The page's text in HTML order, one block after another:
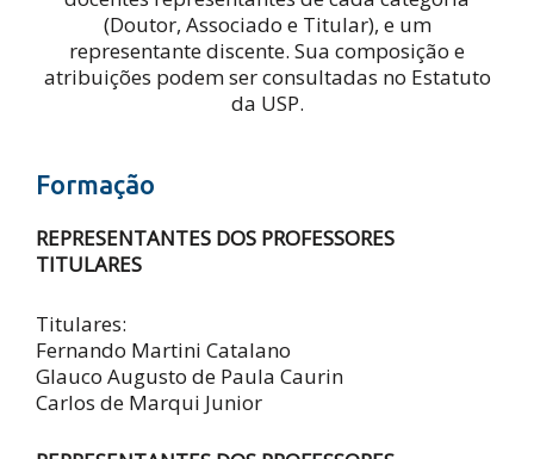
(Doutor, Associado e Titular), e um
representante discente. Sua composição e
atribuições podem ser consultadas no Estatuto
da USP.
Formação
REPRESENTANTES DOS PROFESSORES
TITULARES
Titulares:
Fernando Martini Catalano
Glauco Augusto de Paula Caurin
Carlos de Marqui Junior